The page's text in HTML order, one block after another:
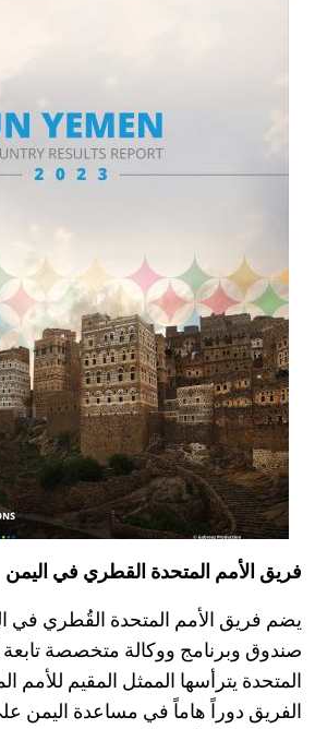
فريق الأمم المتحدة القطري في اليمن
صندوق وبرنامج ووكالة متخصصة تابعة
المتحدة يترأسها الممثل المقيم للأمم
الفريق دوراً هاماً في مساعدة اليمن